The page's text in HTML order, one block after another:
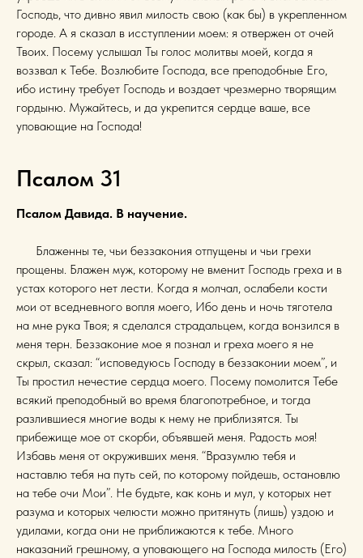
Господь, что дивно явил милость свою (как бы) в укрепленном
городе. А я сказал в исступлении моем: я отвержен от очей
Твоих. Посему услышал Ты голос молитвы моей, когда я
воззвал к Тебе. Возлюбите Господа, все преподобные Его,
ибо истину требует Господь и воздает чрезмерно творящим
гордыню. Мужайтесь, и да укрепится сердце ваше, все
уповающие на Господа!
Псалом 31
Псалом Давида. В научение.
Блаженны те, чьи беззакония отпущены и чьи грехи
прощены. Блажен муж, которому не вменит Господь греха и в
устах которого нет лести. Когда я молчал, ослабели кости
мои от вседневного вопля моего, Ибо день и ночь тяготела
на мне рука Твоя; я сделался страдальцем, когда вонзился в
меня терн. Беззаконие мое я познал и греха моего я не
скрыл, сказал: “исповедуюсь Господу в беззаконии моем”, и
Ты простил нечестие сердца моего. Посему помолится Тебе
всякий преподобный во время благопотребное, и тогда
разлившиеся многие воды к нему не приблизятся. Ты
прибежище мое от скорби, объявшей меня. Радость моя!
Избавь меня от окруживших меня. “Вразумлю тебя и
наставлю тебя на путь сей, по которому пойдешь, остановлю
на тебе очи Мои”. Не будьте, как конь и мул, у которых нет
разума и которых челюсти можно притянуть (лишь) уздою и
удилами, когда они не приближаются к тебе. Много
наказаний грешному, а уповающего на Господа милость (Его)